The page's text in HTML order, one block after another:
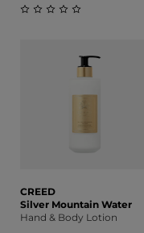
CREED
Silver Mountain Water
Hand & Body Lotion